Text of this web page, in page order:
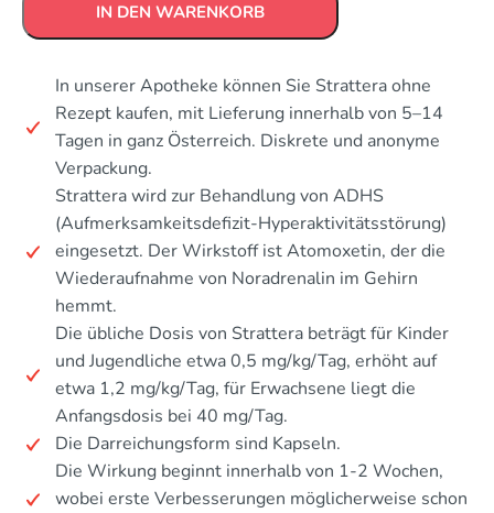
IN DEN WARENKORB
In unserer Apotheke können Sie Strattera ohne
Rezept kaufen, mit Lieferung innerhalb von 5–14
Tagen in ganz Österreich. Diskrete und anonyme
Verpackung.
Strattera wird zur Behandlung von ADHS
(Aufmerksamkeitsdefizit-Hyperaktivitätsstörung)
eingesetzt. Der Wirkstoff ist Atomoxetin, der die
Wiederaufnahme von Noradrenalin im Gehirn
hemmt.
Die übliche Dosis von Strattera beträgt für Kinder
und Jugendliche etwa 0,5 mg/kg/Tag, erhöht auf
etwa 1,2 mg/kg/Tag, für Erwachsene liegt die
Anfangsdosis bei 40 mg/Tag.
Die Darreichungsform sind Kapseln.
Die Wirkung beginnt innerhalb von 1-2 Wochen,
wobei erste Verbesserungen möglicherweise schon